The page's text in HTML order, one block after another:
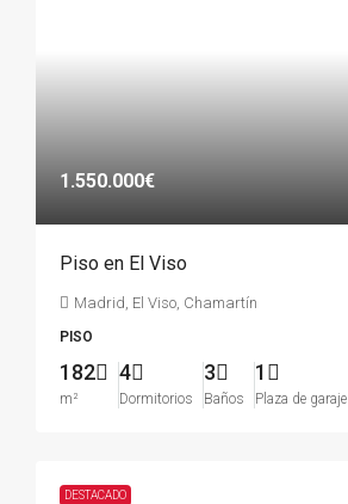
1.550.000€
Piso en El Viso
Madrid, El Viso, Chamartín
PISO
182
m²
4
Dormitorios
3
Baños
1
Plaza de garaje
DESTACADO